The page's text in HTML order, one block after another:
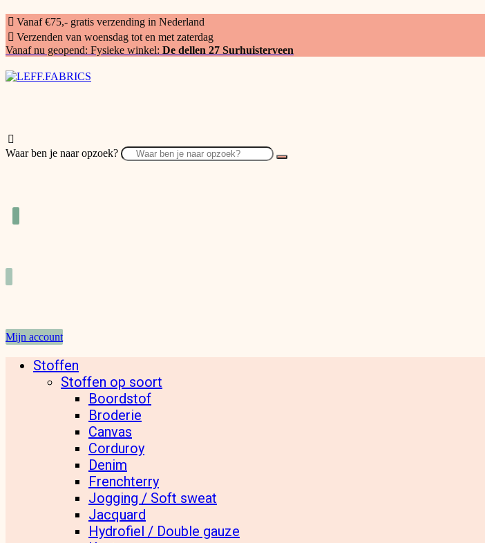
Vanaf €75,- gratis verzending in Nederland
Verzenden van woensdag tot en met zaterdag
Vanaf nu geopend: Fysieke winkel: De dellen 27 Surhuisterveen
Waar ben je naar opzoek?
Mijn account
Stoffen
Stoffen op soort
Boordstof
Broderie
Canvas
Corduroy
Denim
Frenchterry
Jogging / Soft sweat
Jacquard
Hydrofiel / Double gauze